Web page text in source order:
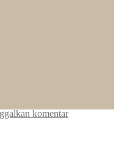
komentar